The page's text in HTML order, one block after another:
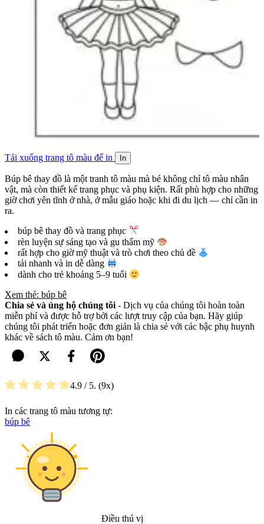
Tải xuống trang tô màu để in In
Búp bê thay đồ là một tranh tô màu mà bé không chỉ tô màu nhân
vật, mà còn thiết kế trang phục và phụ kiện. Rất phù hợp cho những
giờ chơi yên tĩnh ở nhà, ở mẫu giáo hoặc khi đi du lịch — chỉ cần in
ra.
búp bê thay đồ và trang phục
rèn luyện sự sáng tạo và gu thẩm mỹ
rất hợp cho giờ mỹ thuật và trò chơi theo chủ đề
tải nhanh và in dễ dàng
dành cho trẻ khoảng 5–9 tuổi
Xem thẻ: búp bê
Chia sẻ và ủng hộ chúng tôi - Dịch vụ của chúng tôi hoàn toàn
miễn phí và được hỗ trợ bởi các lượt truy cập của bạn. Hãy giúp
chúng tôi phát triển hoặc đơn giản là chia sẻ với các bậc phụ huynh
khác về sách tô màu. Cảm ơn bạn!
4.9 / 5. 9
In các trang tô màu tương tự:
búp bê
Điều thú vị